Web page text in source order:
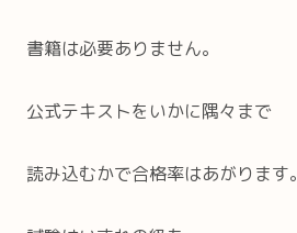
書籍は必要ありません。
公式テキストをいかに隅々まで
読み込むかで合格率はあがります。